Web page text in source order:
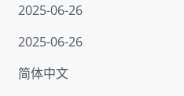
2025-06-26
2025-06-26
简体中文